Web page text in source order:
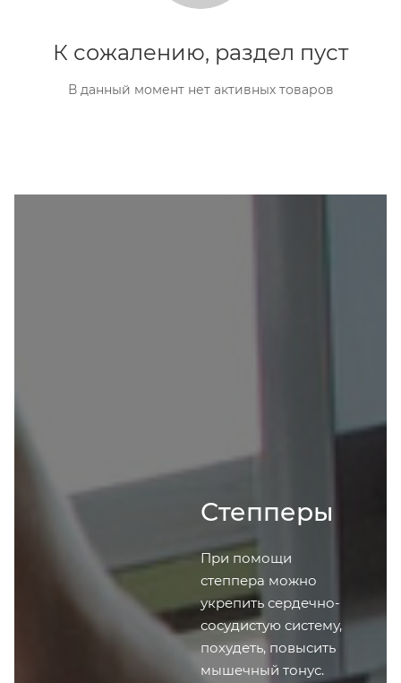
К сожалению, раздел пуст
В данный момент нет активных товаров
Степперы
При помощи
степпера можно
укрепить сердечно-
сосудистую систему,
похудеть, повысить
мышечный тонус.